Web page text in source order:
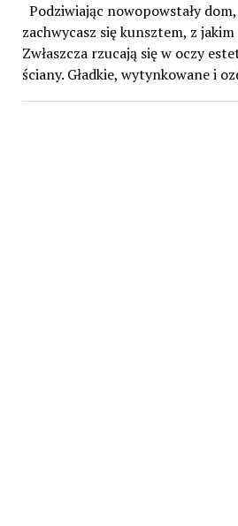
Podziwiając nowopowstały
zachwycasz się kunsztem, z
Zwłaszcza rzucają się w oczy
ściany. Gładkie, wytynkowane i